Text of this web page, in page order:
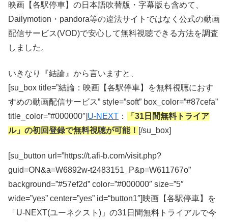
映画【各駅停車】の日本語吹替版・字幕版も含めて、
Dailymotion・pandora等の違法サイトではなく公式の動画
配信サービス(VOD)で安心して無料視聴できる方法を調査
しました。
いきなり『結論』から言いますと、
[su_box title=”結論：映画【各駅停車】を無料視聴におす
すめの動画配信サービス” style=”soft” box_color=”#87cefa”
title_color=”#000000″]U-NEXT ：
「31日間無料トライア
ル」の初回登録で無料視聴が可能！ [/su_box]
[su_button url=”https://t.afi-b.com/visit.php?
guid=ON&a=W6892w-t2483151_P&p=W611767o”
background=”#57ef2d” color=”#000000″ size=”5″
wide=”yes” center=”yes” id=“button1″]映画【各駅停車】を
「U-NEXT(ユーネクスト)」の31日間無料トライアルで今